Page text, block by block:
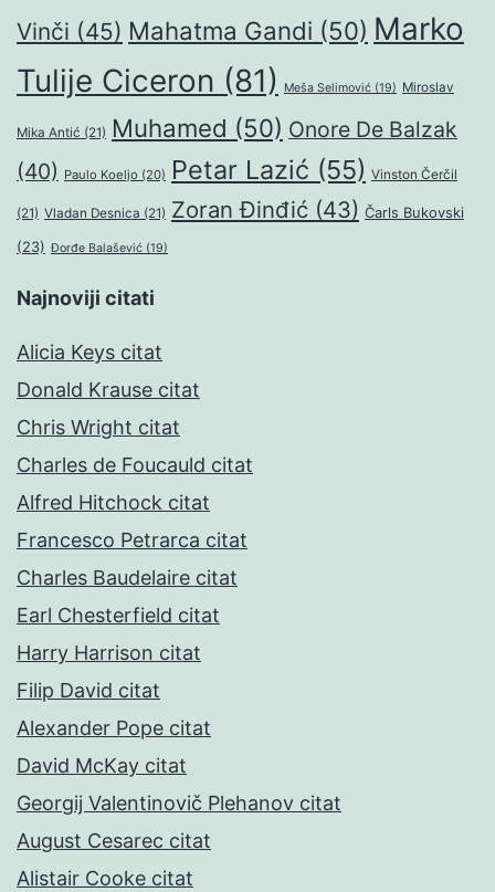
Vinči (45) Mahatma Gandi (50) Marko
Tulije Ciceron (81) Meša Selimović (19) Miroslav
Mika Antić (21) Muhamed (50) Onore De Balzak
(40) Paulo Koeljo (20) Petar Lazić (55) Vinston Čerčil
(21) Vladan Desnica (21) Zoran Đinđić (43) Čarls Bukovski
(23) Đorđe Balašević (19)
Najnoviji citati
Alicia Keys citat
Donald Krause citat
Chris Wright citat
Charles de Foucauld citat
Alfred Hitchock citat
Francesco Petrarca citat
Charles Baudelaire citat
Earl Chesterfield citat
Harry Harrison citat
Filip David citat
Alexander Pope citat
David McKay citat
Georgij Valentinovič Plehanov citat
August Cesarec citat
Alistair Cooke citat